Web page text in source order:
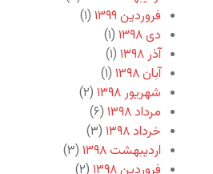
فروردین ۱۳۹۹
(۱)
دی ۱۳۹۸
(۱)
آذر ۱۳۹۸
(۱)
آبان ۱۳۹۸
(۱)
شهریور ۱۳۹۸
(۲)
مرداد ۱۳۹۸
(۶)
خرداد ۱۳۹۸
(۳)
اردیبهشت ۱۳۹۸
(۳)